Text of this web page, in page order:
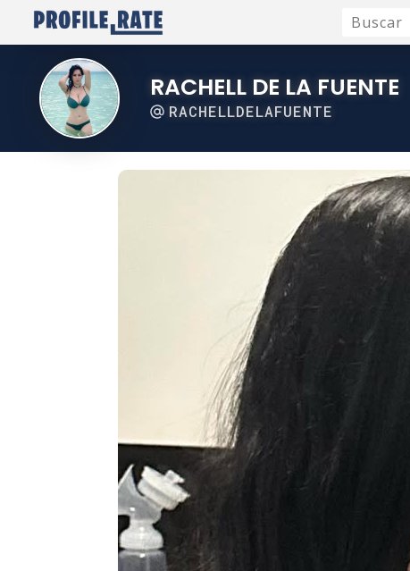
RACHELL DE LA FUENTE
RACHELLDELAFUENTE